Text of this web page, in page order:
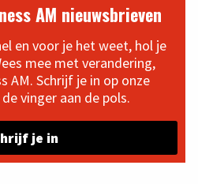
AM nieuwsbrieven
en voor je het weet, hol je
mee met verandering,
AM. Schrijf je in op onze
vinger aan de pols.
je in